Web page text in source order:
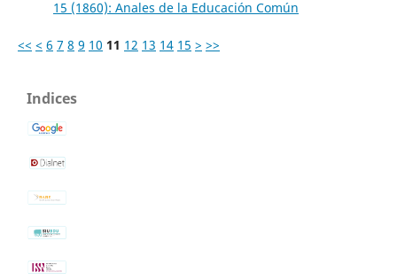
15 (1860): Anales de la Educación Común
<< < 6 7 8 9 10 11 12 13 14 15 > >>
Indices